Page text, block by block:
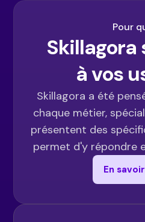
Pour
à vos
Skillagora a été
chaque métier,
présentent des
permet d'y répondre
En